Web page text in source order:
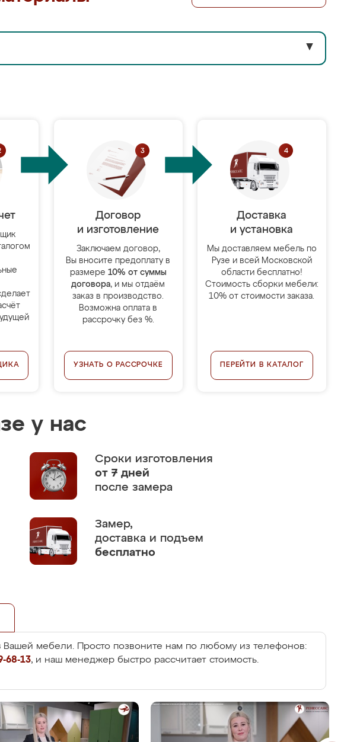
▼
Договор
и изготовление
Заключаем договор,
Вы вносите предоплату в
размере 10% от суммы
договора, и мы отдаём
заказ в производство.
Возможна оплата в
рассрочку без %.
УЗНАТЬ О РАССРОЧКЕ
Доставка
и установка
Мы доставляем мебель по
Рузе и всей Московской
области бесплатно!
Стоимость сборки мебели:
10% от стоимости заказа.
ПЕРЕЙТИ В КАТАЛОГ
у нас
Сроки изготовления
от 7 дней
после замера
Замер,
доставка и подъем
бесплатно
Вашей мебели. Просто позвоните нам по любому из телефонов:
68-13, и наш менеджер быстро рассчитает стоимость.